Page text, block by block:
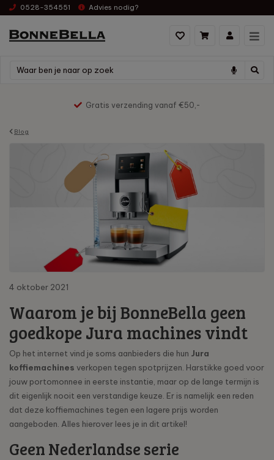
0528-354551 Advies nodig?
Gratis verzending vanaf €50,-
Blog
4 oktober 2021
Waarom je bij BonneBella geen
goedkope Jura machines vindt
Op het internet vind je soms aanbieders die hun Jura
koffiemachines verkopen tegen spotprijzen. Harstikke goed voor
jouw portomonnee in eerste instantie, maar op de lange termijn is
dit eigenlijk nooit een verstandige keuze. Er is namelijk een reden
dat deze koffiemachines tegen een lagere prijs worden
aangeboden. Alles hierover lees je in dit artikel!
Geen Nederlandse serie